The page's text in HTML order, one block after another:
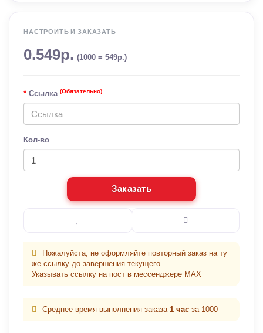
НАСТРОИТЬ И ЗАКАЗАТЬ
0.549р. (1000 = 549р.)
Ссылка (Обязательно)
Кол-во
Заказать
Пожалуйста, не оформляйте повторный заказ на ту
же ссылку до завершения текущего.
Указывать ссылку на пост в мессенджере MAX
Среднее время выполнения заказа 1 час за 1000